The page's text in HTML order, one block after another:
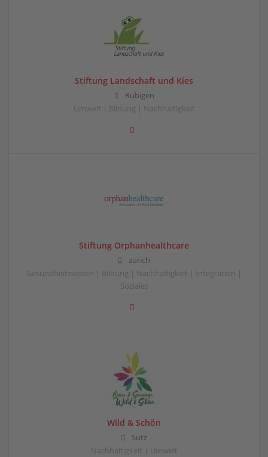
Stiftung Landschaft und Kies
Rubigen
Umwelt | Bildung | Nachhaltigkeit
Stiftung Orphanhealthcare
zürich
Gesundheitswesen | Bildung | Nachhaltigkeit | Integration |
Soziales
Wild & Schön
Sutz
Nachhaltigkeit | Umwelt